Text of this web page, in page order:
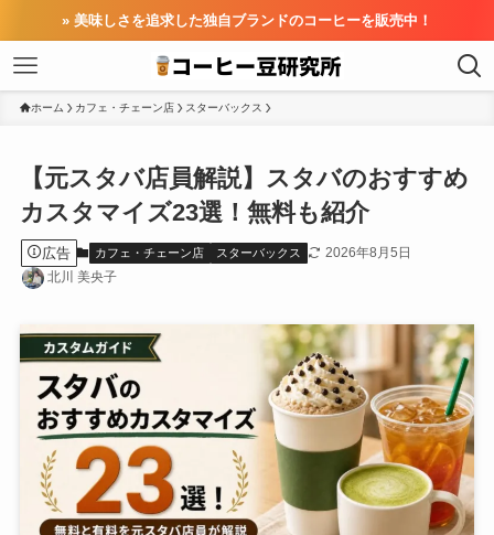
» 美味しさを追求した独自ブランドのコーヒーを販売中！
ホーム カフェ・チェーン店 スターバックス
【元スタバ店員解説】スタバのおすすめ
カスタマイズ23選！無料も紹介
広告 カフェ・チェーン店 スターバックス
2026年8月5日
北川 美央子